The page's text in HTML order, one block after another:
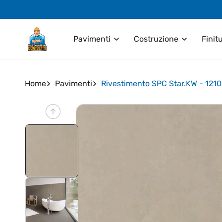
ai contenuti
Pavimenti Costruzione
Home Pavimenti Rivestimento SPC Star.KW -
Passa alle